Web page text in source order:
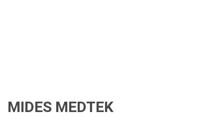
MIDES MEDTEK